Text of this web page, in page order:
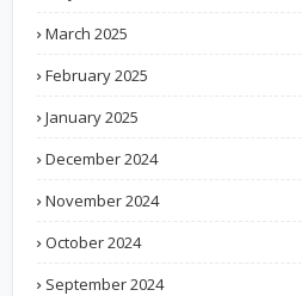
March 2025
February 2025
January 2025
December 2024
November 2024
October 2024
September 2024